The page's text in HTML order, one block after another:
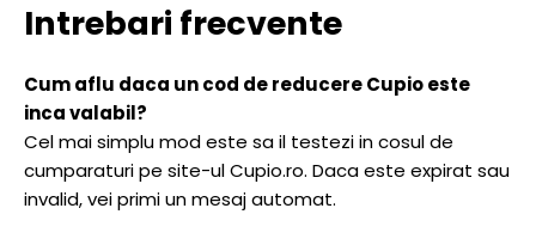
Intrebari frecvente
Cum aflu daca un cod de reducere Cupio este
inca valabil?
Cel mai simplu mod este sa il testezi in cosul de
cumparaturi pe site-ul Cupio.ro. Daca este expirat sau
invalid, vei primi un mesaj automat.